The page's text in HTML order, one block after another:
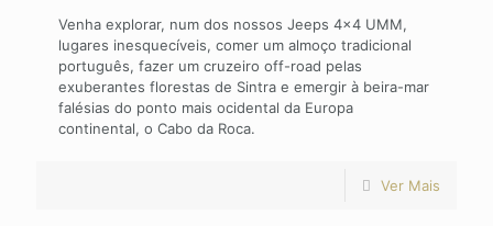
Venha explorar, num dos nossos Jeeps 4x4 UMM,
lugares inesquecíveis, comer um almoço tradicional
português, fazer um cruzeiro off-road pelas
exuberantes florestas de Sintra e emergir à beira-mar
falésias do ponto mais ocidental da Europa
continental, o Cabo da Roca.
Ver Mais